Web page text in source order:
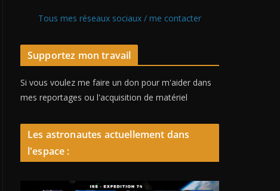
Tous mes réseaux sociaux / me contacter
Supportez mon travail
Si vous voulez me faire un don pour m'aider dans
mes reportages ou l'acquisition de matériel
Les astronautes actuellement dans
l'espace :